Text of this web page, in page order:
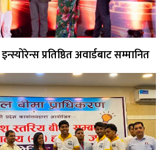
प्रतिष्ठित अवार्डबाट सम्मानित